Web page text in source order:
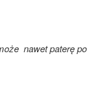
nawet paterę